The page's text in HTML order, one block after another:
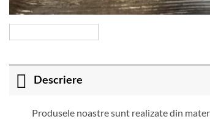
Descriere
Produsele noastre sunt realizate din